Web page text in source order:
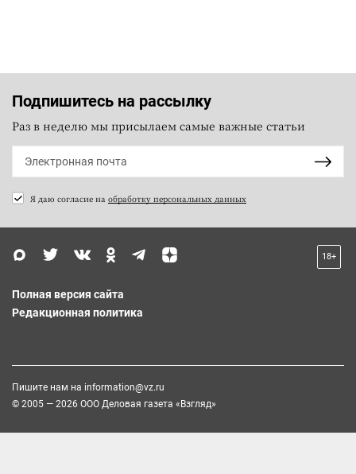
Подпишитесь на рассылку
Раз в неделю мы присылаем самые важные статьи
Я даю согласие на обработку персональных данных
18+
Полная версия сайта
Редакционная политика
Пишите нам на information@vz.ru
© 2005 — 2026 ООО Деловая газета «Взгляд»